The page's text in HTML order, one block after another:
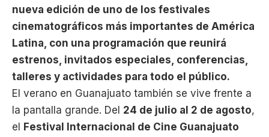
nueva edición de uno de los festivales
cinematográficos más importantes de América
Latina, con una programación que reunirá
estrenos, invitados especiales, conferencias,
talleres y actividades para todo el público.
El verano en Guanajuato también se vive frente a
la pantalla grande. Del 24 de julio al 2 de agosto,
el
Festival Internacional de Cine Guanajuato